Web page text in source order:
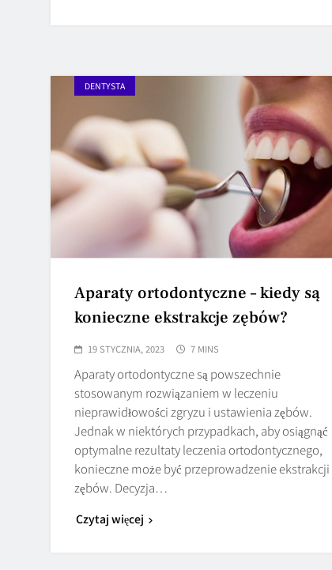
DENTYSTA
Aparaty ortodontyczne – kiedy są
konieczne ekstrakcje zębów?
19 STYCZNIA, 2023 7 MINS
Aparaty ortodontyczne są powszechnie
stosowanym rozwiązaniem w leczeniu
nieprawidłowości zgryzu i ustawienia zębów.
Jednak w niektórych przypadkach, aby osiągnąć
optymalne rezultaty leczenia ortodontycznego,
konieczne może być przeprowadzenie ekstrakcji
zębów. Decyzja…
Czytaj więcej